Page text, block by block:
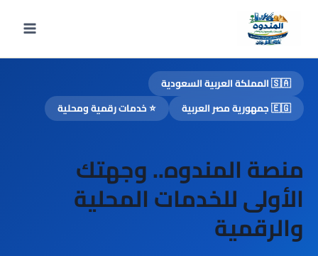
المحتوى
🇸🇦 المملكة العربية السعودية
🇪🇬 جمهورية مصر العربية
⭐ خدمات رقمية ومحلية
منصة المندوه.. وجهتك
الأولى للخدمات المحلية
والرقمية